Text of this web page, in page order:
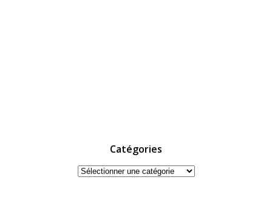
Catégories
Catégories